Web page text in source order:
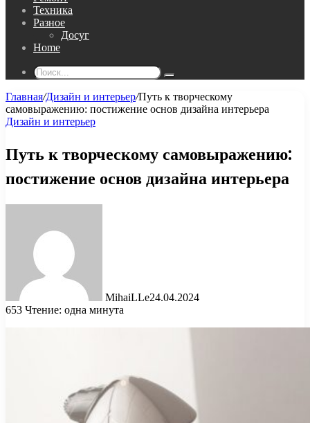
Техника
Разное
Досуг
Home
Поиск...
Главная/Дизайн и интерьер/Путь к творческому
самовыражению: постижение основ дизайна интерьера
Дизайн и интерьер
Путь к творческому самовыражению:
постижение основ дизайна интерьера
MihaiLLe24.04.2024
653 Чтение: одна минута